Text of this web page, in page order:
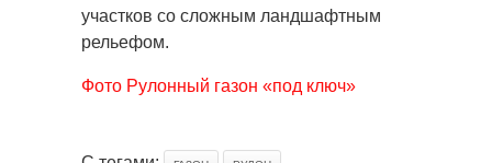
участков со сложным ландшафтным
рельефом.
Фото Рулонный газон «под ключ»